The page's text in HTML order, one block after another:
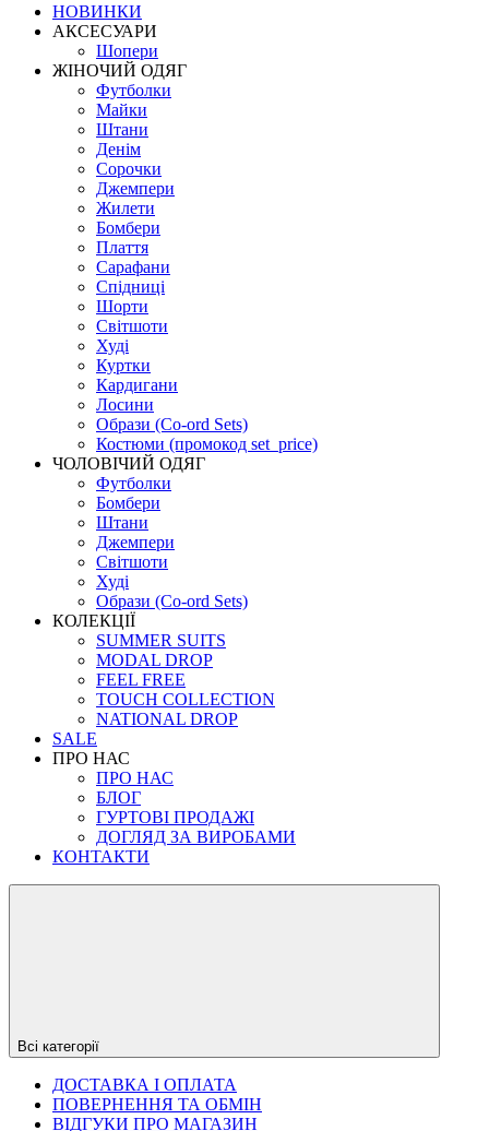
НОВИНКИ
АКСЕСУАРИ
Шопери
ЖІНОЧИЙ ОДЯГ
Футболки
Майки
Штани
Денім
Сорочки
Джемпери
Жилети
Бомбери
Плаття
Сарафани
Спідниці
Шорти
Світшоти
Худі
Куртки
Кардигани
Лосини
Образи (Co-ord Sets)
Костюми (промокод set_price)
ЧОЛОВІЧИЙ ОДЯГ
Футболки
Бомбери
Штани
Джемпери
Світшоти
Худі
Образи (Co-ord Sets)
КОЛЕКЦІЇ
SUMMER SUITS
MODAL DROP
FEEL FREE
TOUCH COLLECTION
NATIONAL DROP
SALE
ПРО НАС
ПРО НАС
БЛОГ
ГУРТОВІ ПРОДАЖІ
ДОГЛЯД ЗА ВИРОБАМИ
КОНТАКТИ
Всі категорії
ДОСТАВКА І ОПЛАТА
ПОВЕРНЕННЯ ТА ОБМІН
ВІДГУКИ ПРО МАГАЗИН